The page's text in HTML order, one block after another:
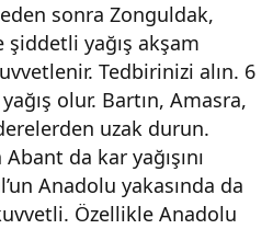
sonra Zonguldak,
şiddetli yağış akşam
Tedbirinizi alın. 6
olur. Bartın, Amasra,
uzak durun.
da kar yağışını
Anadolu yakasında da
Özellikle Anadolu